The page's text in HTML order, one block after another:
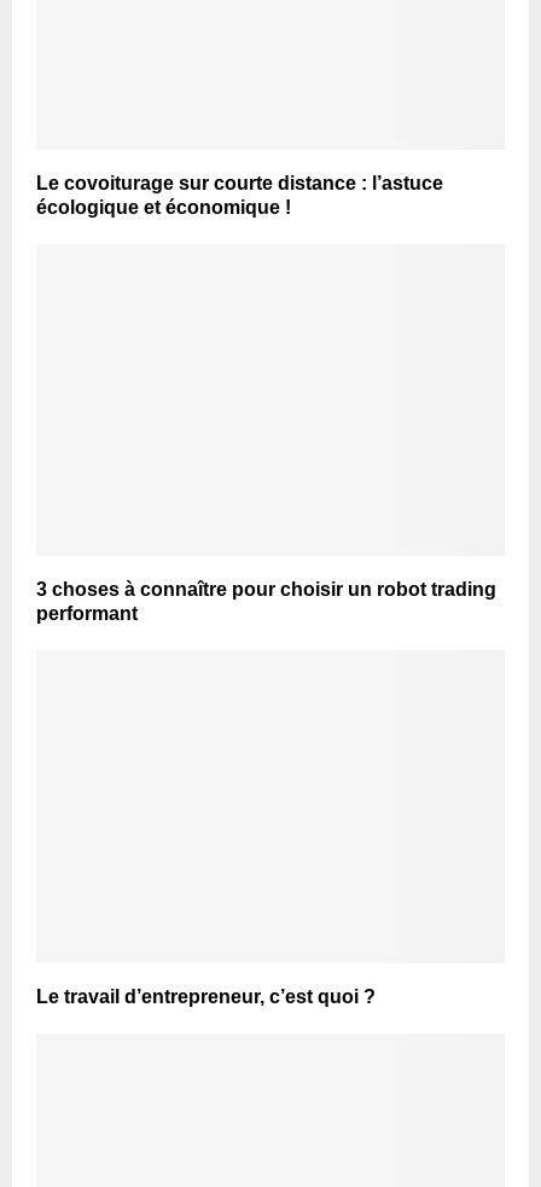
Le covoiturage sur courte distance : l’astuce
écologique et économique !
3 choses à connaître pour choisir un robot trading
performant
Le travail d’entrepreneur, c’est quoi ?